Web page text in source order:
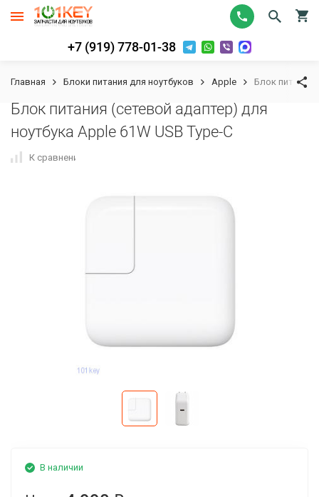
+7 (919) 778-01-38
Главная Блоки питания для ноутбуков Apple Блок питания
Блок питания (сетевой адаптер) для
ноутбука Apple 61W USB Type-C
К сравнению
В наличии